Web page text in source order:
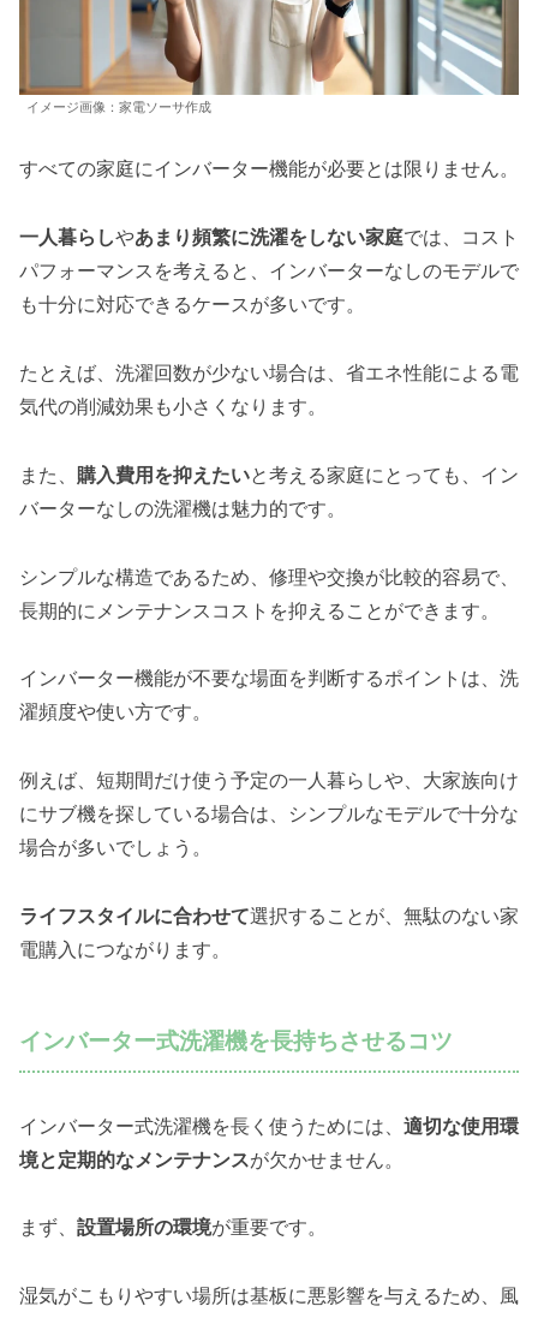
イメージ画像：家電ソーサ作成
すべての家庭にインバーター機能が必要とは限りません。
一人暮らしやあまり頻繁に洗濯をしない家庭では、コスト
パフォーマンスを考えると、インバーターなしのモデルで
も十分に対応できるケースが多いです。
たとえば、洗濯回数が少ない場合は、省エネ性能による電
気代の削減効果も小さくなります。
また、 購入費用を抑えたいと考える家庭にとっても、イン
バーターなしの洗濯機は魅力的です。
シンプルな構造であるため、修理や交換が比較的容易で、
長期的にメンテナンスコストを抑えることができます。
インバーター機能が不要な場面を判断するポイントは、洗
濯頻度や使い方です。
例えば、短期間だけ使う予定の一人暮らしや、大家族向け
にサブ機を探している場合は、シンプルなモデルで十分な
場合が多いでしょう。
ライフスタイルに合わせて選択することが、無駄のない家
電購入につながります。
インバーター式洗濯機を長持ちさせるコツ
インバーター式洗濯機を長く使うためには、 適切な使用環
境と定期的なメンテナンスが欠かせません。
まず、 設置場所の環境が重要です。
湿気がこもりやすい場所は基板に悪影響を与えるため、風